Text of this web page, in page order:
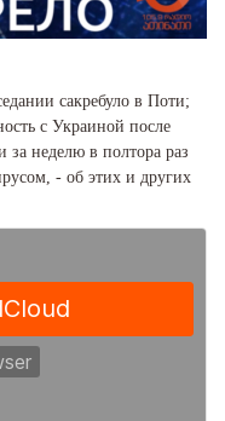
сакребуло в Поти;
с Украиной после
за неделю в полтора раз
- об этих и других